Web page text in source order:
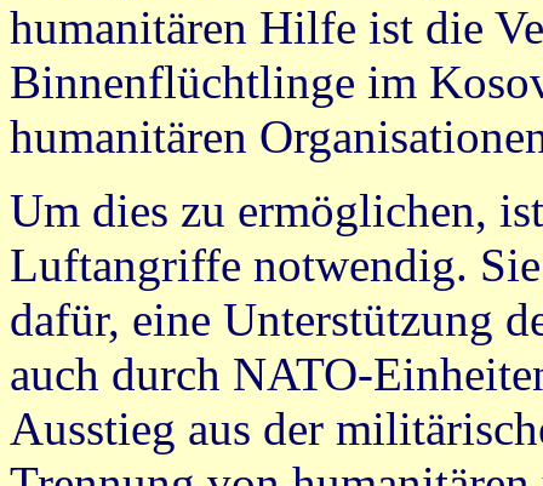
humanitären Hilfe ist die
Binnenflüchtlinge im
humanitären
Um dies zu ermöglichen,
Luftangriffe notwendig.
dafür, eine Unterstützung
auch durch NATO-
Ausstieg aus der